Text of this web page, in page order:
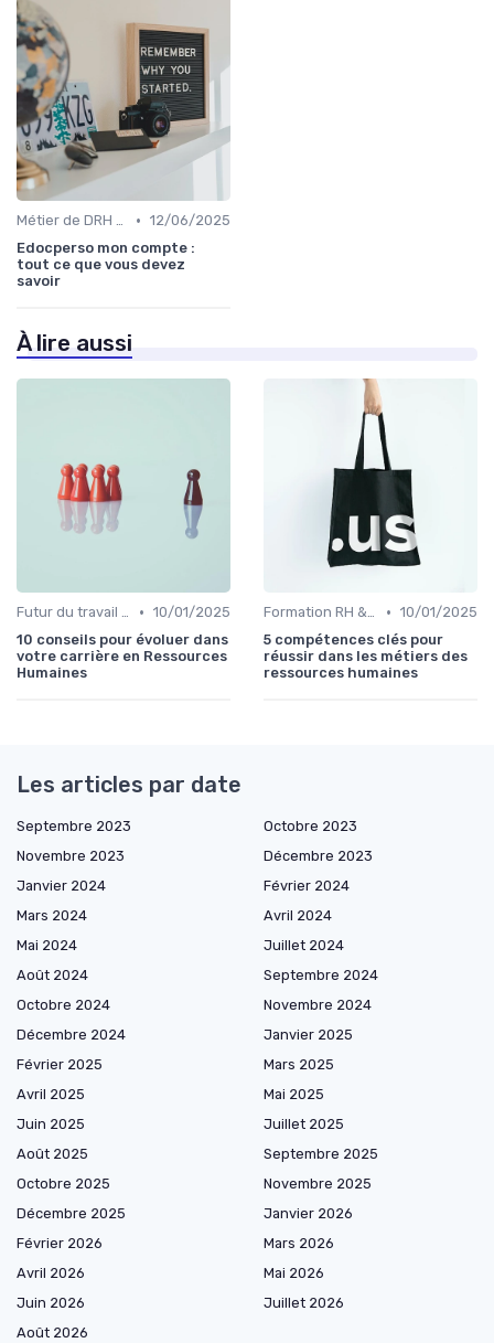
Métier de DRH & responsabilités • 12/06/2025
Edocperso mon compte :
tout ce que vous devez
savoir
À lire aussi
Futur du travail & tendances RH • 10/01/2025
10 conseils pour évoluer dans
votre carrière en Ressources
Humaines
Formation RH & upskilling • 10/01/2025
5 compétences clés pour
réussir dans les métiers des
ressources humaines
Les articles par date
Septembre 2023
Octobre 2023
Novembre 2023
Décembre 2023
Janvier 2024
Février 2024
Mars 2024
Avril 2024
Mai 2024
Juillet 2024
Août 2024
Septembre 2024
Octobre 2024
Novembre 2024
Décembre 2024
Janvier 2025
Février 2025
Mars 2025
Avril 2025
Mai 2025
Juin 2025
Juillet 2025
Août 2025
Septembre 2025
Octobre 2025
Novembre 2025
Décembre 2025
Janvier 2026
Février 2026
Mars 2026
Avril 2026
Mai 2026
Juin 2026
Juillet 2026
Août 2026